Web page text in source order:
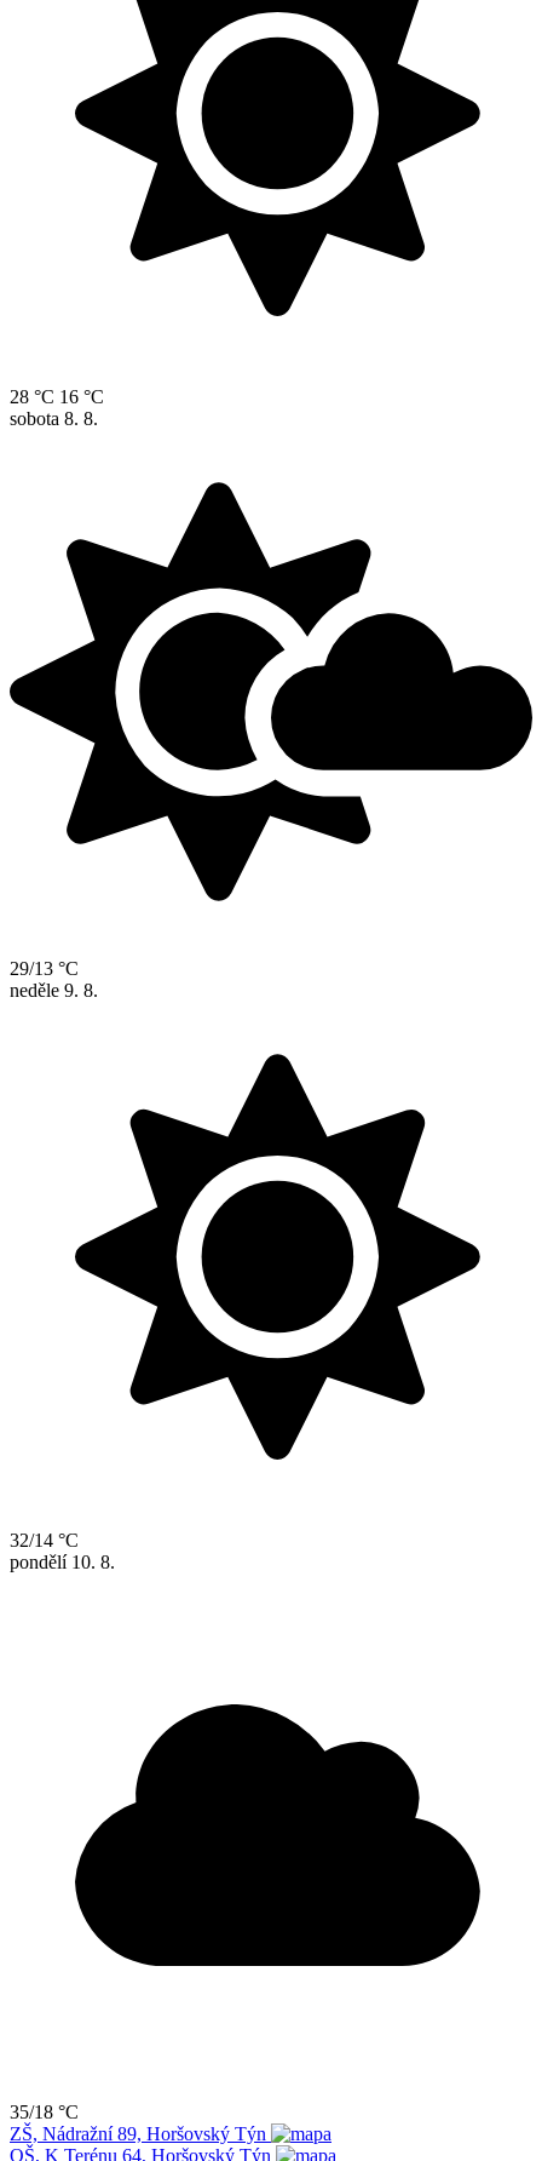
28 °C 16 °C
sobota 8. 8.
29/13 °C
neděle 9. 8.
32/14 °C
pondělí 10. 8.
35/18 °C
ZŠ, Nádražní 89, Horšovský Týn
OŠ, K Terénu 64, Horšovský Týn